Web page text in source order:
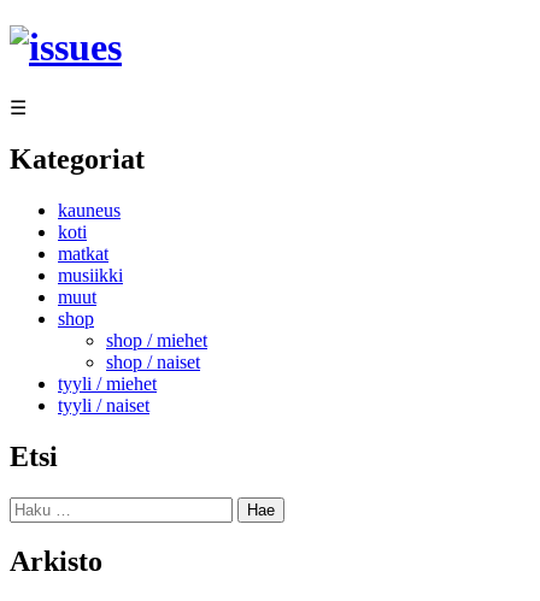
Siirry
sisältöön
☰
Kategoriat
kauneus
koti
matkat
musiikki
muut
shop
shop / miehet
shop / naiset
tyyli / miehet
tyyli / naiset
Etsi
Haku:
Arkisto